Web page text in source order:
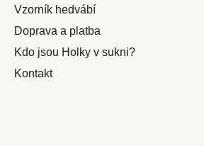
Vzorník hedvábí
Doprava a platba
Kdo jsou Holky v sukni?
Kontakt